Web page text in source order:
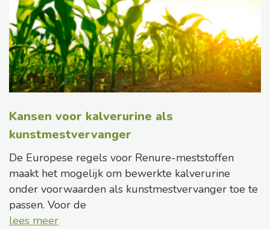
Kansen voor kalverurine als
kunstmestvervanger
De Europese regels voor Renure-meststoffen
maakt het mogelijk om bewerkte kalverurine
onder voorwaarden als kunstmestvervanger toe te
passen. Voor de
lees meer